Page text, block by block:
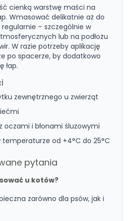
cienką warstwę maści na
Wmasować delikatnie aż do
– szczególnie w
lub na podłożu
W razie potrzeby aplikację
po spacerze, by dodatkowo
łap.
zewnętrznego u zwierząt
oczami i błonami śluzowymi
od +4°C do 25°C
pytania
u kotów?
zarówno dla psów, jak i